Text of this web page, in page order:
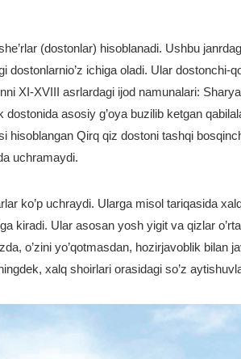
(dostonlar) hisoblanadi. Ushbu
ichiga oladi. Ular dostonchi-
XI-XVIII asrlardagi ijod namunalari:
asosiy g’oya buzilib ketgan
hisoblangan Qirq qiz dostoni tashqi
uchramaydi.
ko’p uchraydi. Ularga misol tariqasida
kiradi. Ular asosan yosh yigit va qizlar
o’zini yo’qotmasdan, hozirjavoblik bilan
xalq shoirlari orasidagi so’z